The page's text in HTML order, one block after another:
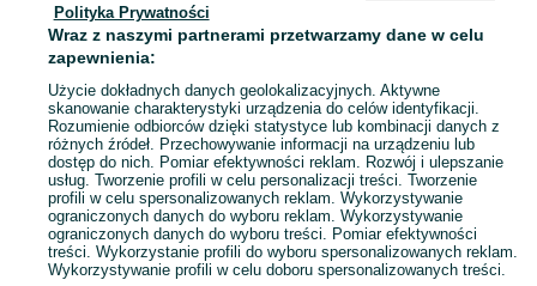
Polityka Prywatności
Wraz z naszymi partnerami przetwarzamy dane w celu
zapewnienia:
Użycie dokładnych danych geolokalizacyjnych. Aktywne
skanowanie charakterystyki urządzenia do celów identyfikacji.
Rozumienie odbiorców dzięki statystyce lub kombinacji danych z
różnych źródeł. Przechowywanie informacji na urządzeniu lub
dostęp do nich. Pomiar efektywności reklam. Rozwój i ulepszanie
usług. Tworzenie profili w celu personalizacji treści. Tworzenie
profili w celu spersonalizowanych reklam. Wykorzystywanie
ograniczonych danych do wyboru reklam. Wykorzystywanie
ograniczonych danych do wyboru treści. Pomiar efektywności
treści. Wykorzystanie profili do wyboru spersonalizowanych reklam.
Wykorzystywanie profili w celu doboru spersonalizowanych treści.